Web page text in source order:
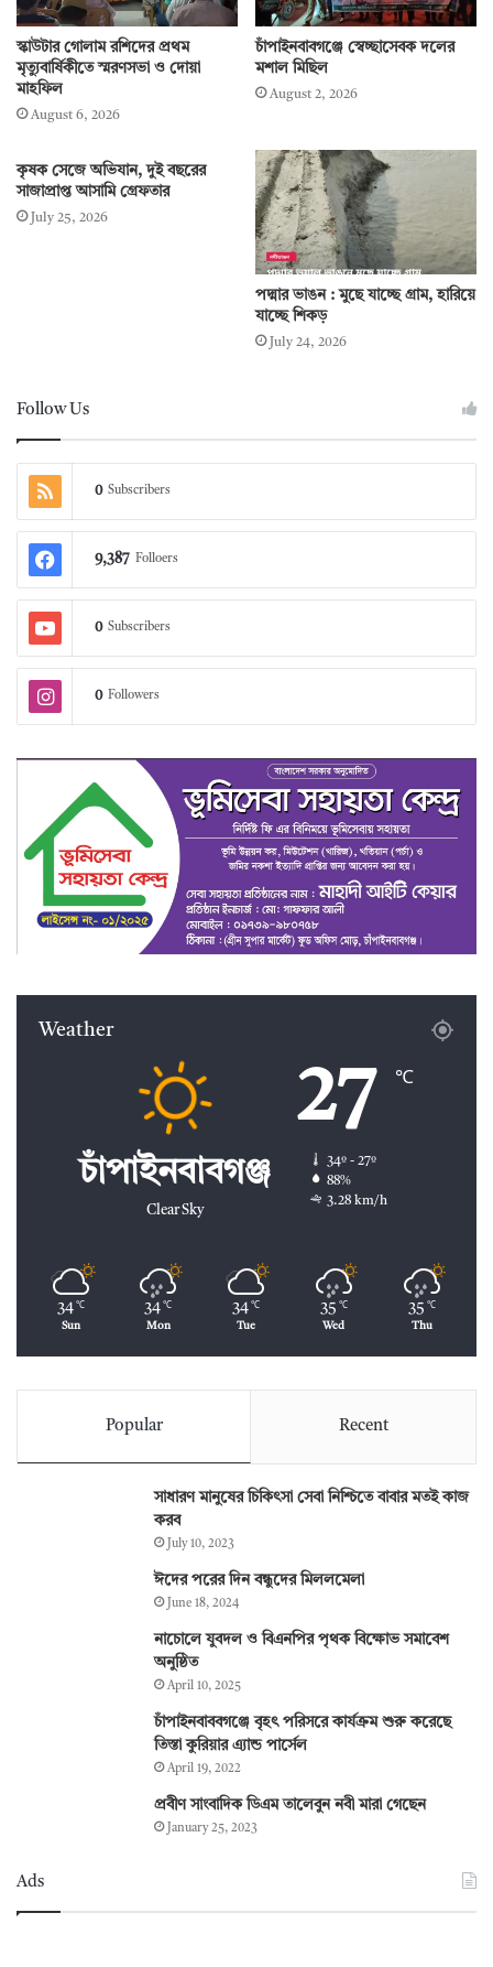
স্কাউটার গোলাম রশিদের প্রথম
মৃত্যুবার্ষিকীতে স্মরণসভা ও দোয়া
মাহফিল
August 6, 2026
চাঁপাইনবাবগঞ্জে স্বেচ্ছাসেবক দলের
মশাল মিছিল
August 2, 2026
কৃষক সেজে অভিযান, দুই বছরের
সাজাপ্রাপ্ত আসামি গ্রেফতার
July 25, 2026
পদ্মার ভাঙন : মুছে যাচ্ছে গ্রাম, হারিয়ে
যাচ্ছে শিকড়
July 24, 2026
Follow Us
0 Subscribers
9,387 Folloers
0 Subscribers
0 Followers
Weather
চাঁপাইনবাবগঞ্জ
Clear Sky
27 ℃
34º - 27º
88%
3.28 km/h
34 ℃
Sun
34 ℃
Mon
34 ℃
Tue
35 ℃
Wed
35 ℃
Thu
Popular Recent
সাধারণ মানুষের চিকিৎসা সেবা নিশ্চিতে বাবার মতই কাজ
করব
July 10, 2023
ঈদের পরের দিন বন্ধুদের মিললমেলা
June 18, 2024
নাচোলে যুবদল ও বিএনপির পৃথক বিক্ষোভ সমাবেশ
অনুষ্ঠিত
April 10, 2025
চাঁপাইনবাববগঞ্জে বৃহৎ পরিসরে কার্যক্রম শুরু করেছে
তিস্তা কুরিয়ার এ্যান্ড পার্সেল
April 19, 2022
প্রবীণ সাংবাদিক ডিএম তালেবুন নবী মারা গেছেন
January 25, 2023
Ads